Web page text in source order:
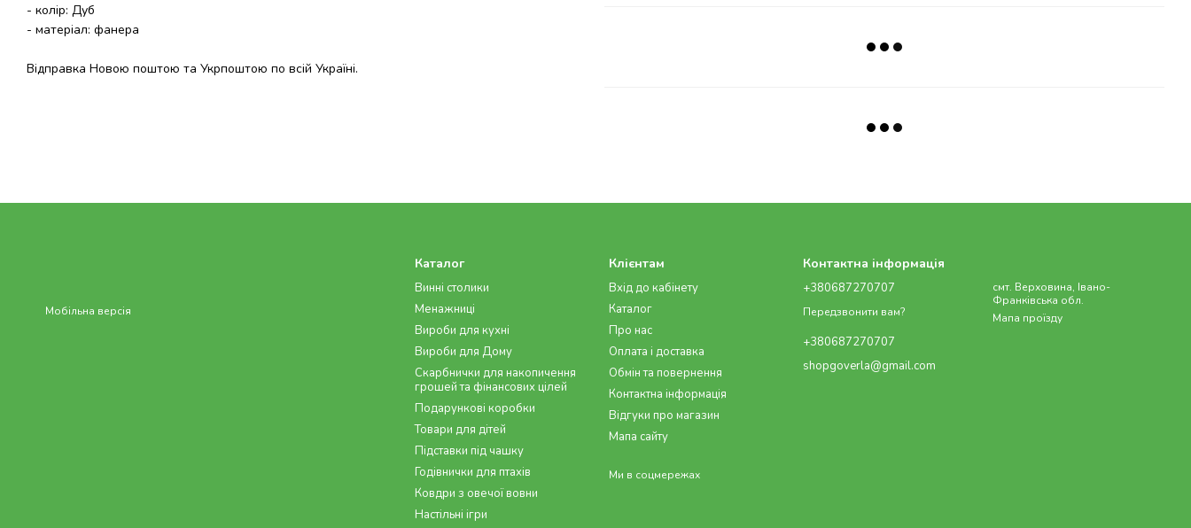
- колір: Дуб
- матеріал: фанера
Відправка Новою поштою та Укрпоштою по всій Україні.
Мобільна версія
Каталог
Винні столики
Менажниці
Вироби для кухні
Вироби для Дому
Скарбнички для накопичення
грошей та фінансових цілей
Подарункові коробки
Товари для дітей
Підставки під чашку
Годівнички для птахів
Ковдри з овечої вовни
Настільні ігри
Клієнтам
Вхід до кабінету
Каталог
Про нас
Оплата і доставка
Обмін та повернення
Контактна інформація
Відгуки про магазин
Мапа сайту
Ми в соцмережах
Контактна інформація
+380687270707
Передзвонити вам?
+380687270707
shopgoverla@gmail.com
смт. Верховина, Івано-
Франківська обл.
Мапа проїзду